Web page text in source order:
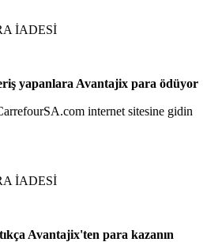
İADESİ
yapanlara Avantajix para ödüyor
internet sitesine gidin
İADESİ
Avantajix'ten para kazanın